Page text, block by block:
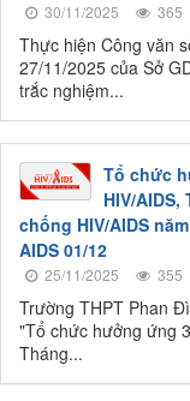
30/11/2025 365
Thực hiện Công văn
27/11/2025 của Sở
trắc nghiệm...
Tổ chức
HIV/
chống HIV/AIDS
AIDS 01/12
25/11/2025 355
Trường THPT Phan
"Tổ chức hưởng ứng
Tháng...